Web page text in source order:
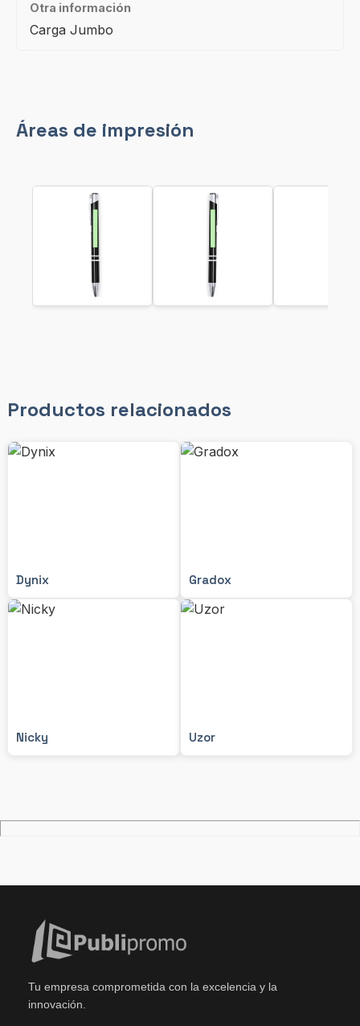
Otra información
Carga Jumbo
Áreas de impresión
Productos relacionados
Dynix Gradox
Nicky Uzor
Tu empresa comprometida con la excelencia y la
innovación.